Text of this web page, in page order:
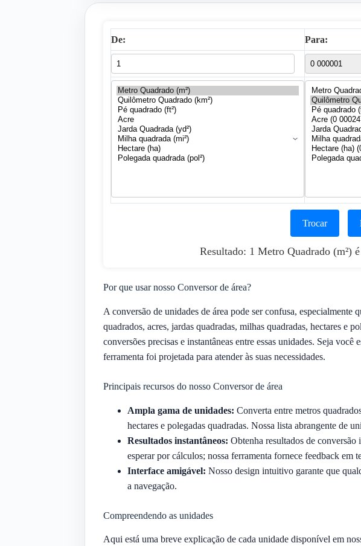
De: Para:
Trocar
Resultado: 1 Metro Quadrado (m²)
Por que usar nosso Conversor de área?
A conversão de unidades de área pode ser confusa, especialmente
quadrados, acres, jardas quadradas, milhas quadradas, hectares e
conversões precisas e instantâneas entre essas unidades. Seja
ferramenta foi projetada para atender às suas necessidades.
Principais recursos do nosso Conversor de área
Ampla gama de unidades: Converta entre metros
hectares e polegadas quadradas. Nossa lista abrangente de
Resultados instantâneos: Obtenha resultados de
esperar por cálculos; nossa ferramenta fornece feedback em
Interface amigável: Nosso design intuitivo garante que
a navegação.
Compreendendo as unidades
Aqui está uma breve explicação de cada unidade disponível em